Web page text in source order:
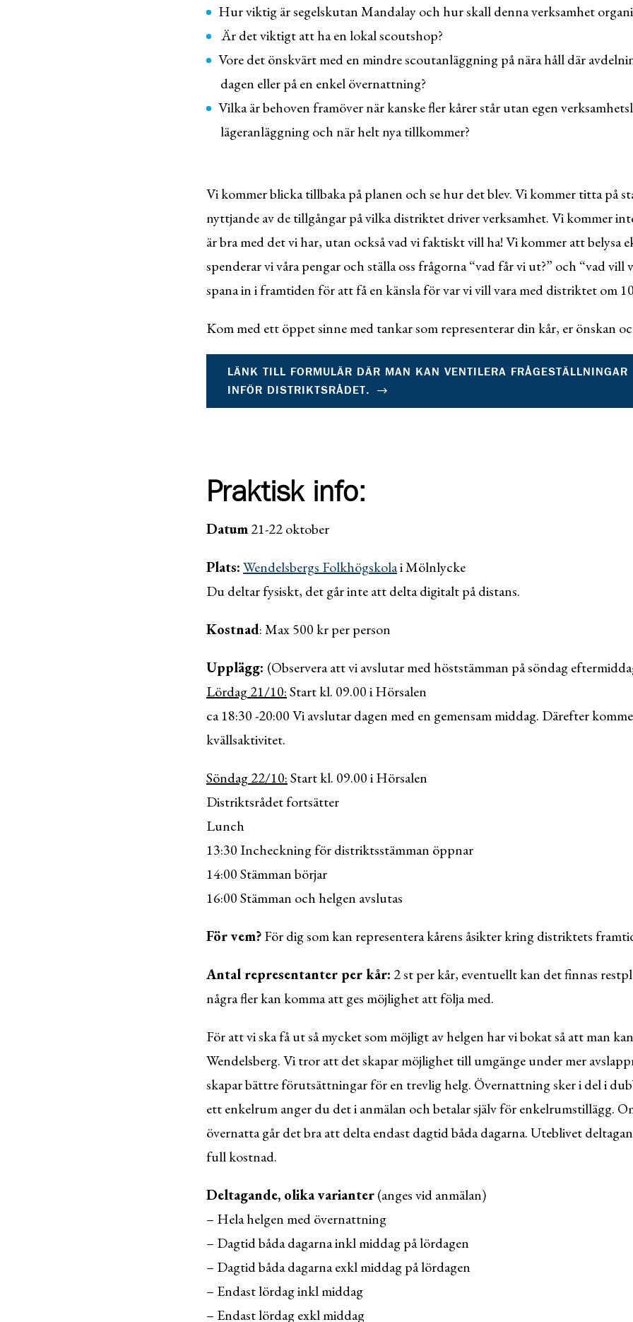
Hur viktig är segelskutan Mandalay och hur skall denna verksamhet
Är det viktigt att ha en lokal scoutshop?
Vore det önskvärt med en mindre scoutanläggning på nära håll där
dagen eller på en enkel övernattning?
Vilka är behoven framöver när kanske fler kårer står utan egen
lägeranläggning och när helt nya tillkommer?
Vi kommer blicka tillbaka på planen och se hur det blev. Vi kommer titta på
nyttjande av de tillgångar på vilka distriktet driver verksamhet. Vi kommer
är bra med det vi har, utan också vad vi faktiskt vill ha! Vi kommer att belysa
spenderar vi våra pengar och ställa oss frågorna “vad får vi ut?” och “vad vill
spana in i framtiden för att få en känsla för var vi vill vara med distriktet om
Kom med ett öppet sinne med tankar som representerar din kår, er önskan
LÄNK TILL FORMULÄR DÄR MAN KAN VENTILERA FRÅGESTÄLLNINGAR
INFÖR DISTRIKTSRÅDET.
Praktisk info:
Datum21-22 oktober
Plats:Wendelsbergs Folkhögskolai Mölnlycke
Du deltar fysiskt, det går inte att delta digitalt på distans.
Kostnad: Max 500 kr per person
Upplägg: (Observera att vi avslutar med höststämman på söndag
Lördag 21/10:Start kl. 09.00 i Hörsalen
ca 18:30 -20:00 Vi avslutar dagen med en gemensam middag. Därefter
kvällsaktivitet.
Söndag 22/10:Start kl. 09.00 i Hörsalen
Distriktsrådet fortsätter
Lunch
13:30 Incheckning för distriktsstämman öppnar
14:00 Stämman börjar
16:00 Stämman och helgen avslutas
För vem?För dig som kan representera kårens åsikter kring distriktets
Antal representanter per kår: 2 st per kår, eventuellt kan det finnas
några fler kan komma att ges möjlighet att följa med.
För att vi ska få ut så mycket som möjligt av helgen har vi bokat så att man
Wendelsberg. Vi tror att det skapar möjlighet till umgänge under mer
skapar bättre förutsättningar för en trevlig helg. Övernattning sker i del i
ett enkelrum anger du det i anmälan och betalar själv för enkelrumstillägg.
övernatta går det bra att delta endast dagtid båda dagarna.Uteblivet
full kostnad.
Deltagande, olika varianter(anges vid anmälan)
– Hela helgen med övernattning
– Dagtid båda dagarna inkl middag på lördagen
– Dagtid båda dagarna exkl middag på lördagen
– Endast lördag inkl middag
– Endast lördag exkl middag